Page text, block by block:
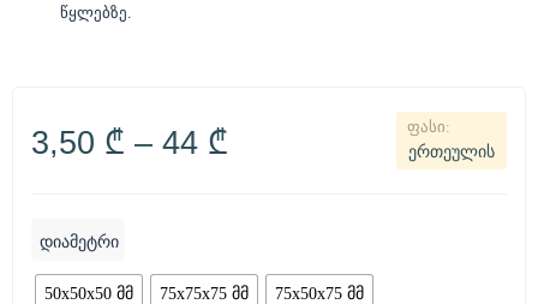
წყლებზე.
3,50 ₾ – 44 ₾ ერთეულის
დიამეტრი
50x50x50 მმ 75x75x75 მმ 75x50x75 მმ